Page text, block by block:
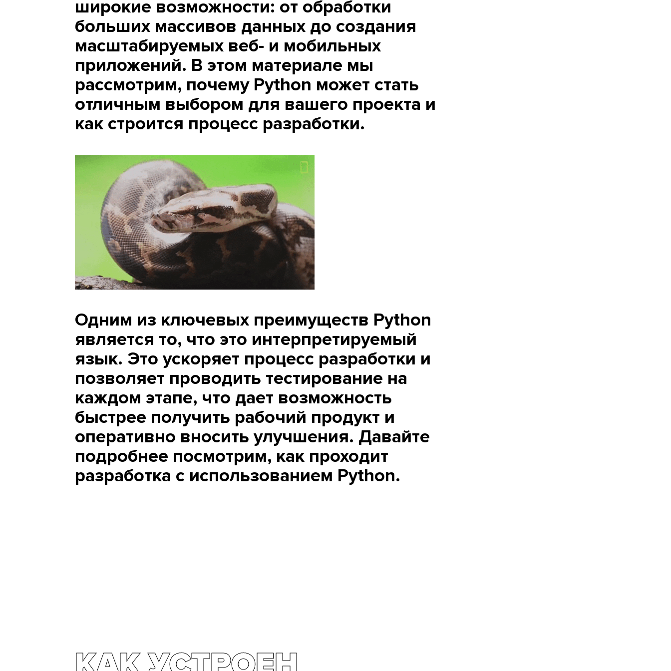
широкие возможности: от обработки
больших массивов данных до создания
масштабируемых веб- и мобильных
приложений. В этом материале мы
рассмотрим, почему Python может стать
отличным выбором для вашего проекта и
как строится процесс разработки.
Одним из ключевых преимуществ Python
является то, что это интерпретируемый
язык. Это ускоряет процесс разработки и
позволяет проводить тестирование на
каждом этапе, что дает возможность
быстрее получить рабочий продукт и
оперативно вносить улучшения. Давайте
подробнее посмотрим, как проходит
разработка с использованием Python.